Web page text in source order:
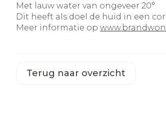
Met lauw water van ongeveer 20°
Dit heeft als doel de huid in een
Meer informatie op
Terug naar overzicht